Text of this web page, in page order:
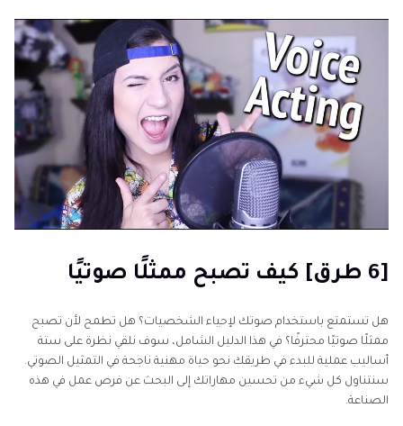
[6 طرق] كيف تصبح ممثلًا صوتيًا
هل تستمتع باستخدام صوتك لإحياء الشخصيات؟ هل تطمح لأن تصبح
ممثلًا صوتيًا محترفًا؟ في هذا الدليل الشامل، سوف نلقي نظرة على ستة
أساليب عملية للبدء في طريقك نحو حياة مهنية ناجحة في التمثيل الصوتي.
سنتناول كل شيء من تحسين مهاراتك إلى البحث عن فرص عمل في هذه
الصناعة.